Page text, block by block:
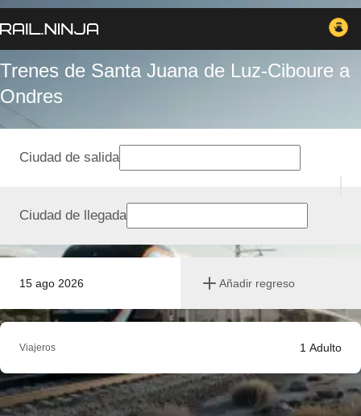
Trenes de Santa Juana de Luz-Ciboure a
Ondres
15 ago 2026 Añadir regreso
Ciudad de salida
Ciudad de llegada
Viajeros 1 Adulto